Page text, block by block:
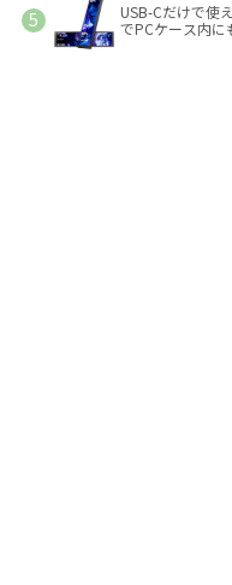
USB-Cだけで使
でPCケース内に